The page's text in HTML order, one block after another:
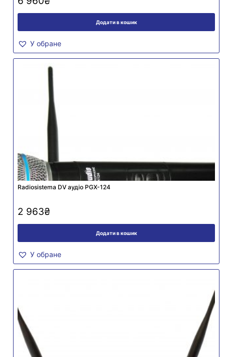
Додати в кошик
У обране
Radiosistema DV аудіо PGX-124
2 963₴
Додати в кошик
У обране